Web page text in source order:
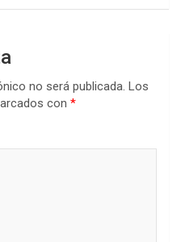
no será publicada. Los
con *